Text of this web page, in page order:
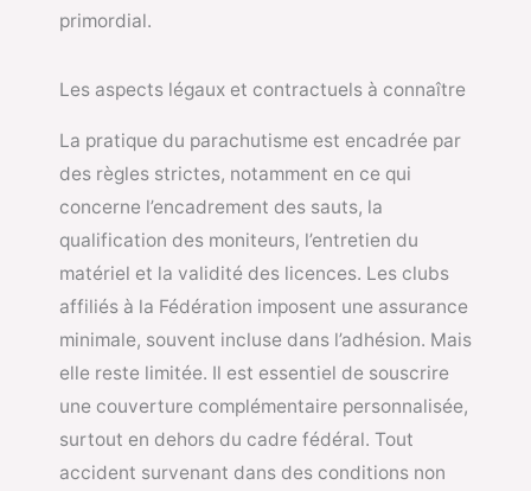
primordial.
Les aspects légaux et contractuels à connaître
La pratique du parachutisme est encadrée par
des règles strictes, notamment en ce qui
concerne l’encadrement des sauts, la
qualification des moniteurs, l’entretien du
matériel et la validité des licences. Les clubs
affiliés à la Fédération imposent une assurance
minimale, souvent incluse dans l’adhésion. Mais
elle reste limitée. Il est essentiel de souscrire
une couverture complémentaire personnalisée,
surtout en dehors du cadre fédéral. Tout
accident survenant dans des conditions non